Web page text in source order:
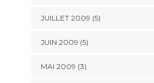
JUILLET 2009 (5)
JUIN 2009 (5)
MAI 2009 (3)